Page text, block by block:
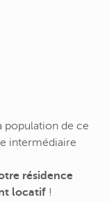
population de ce
intermédiaire
résidence
locatif !